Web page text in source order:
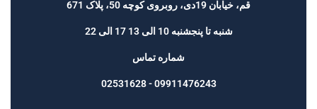
قم، خیابان 19دی، روبروی کوچه 50، پلاک 671
شنبه تا پنجشنبه 10 الی 13 17 الی 22
شماره تماس
09911476243 - 02531628